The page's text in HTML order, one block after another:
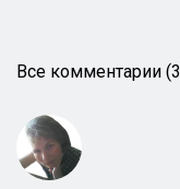
Все комментарии